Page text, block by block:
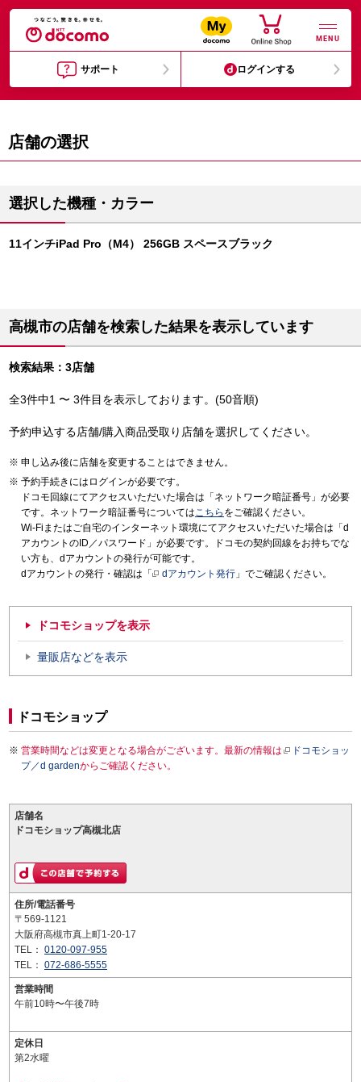
MENU
サポート ログインする
店舗の選択
選択した機種・カラー
11インチiPad Pro（M4） 256GB スペースブラック
高槻市の店舗を検索した結果を表示しています
検索結果：3店舗
全3件中1 〜 3件目を表示しております。(50音順)
予約申込する店舗/購入商品受取り店舗を選択してください。
申し込み後に店舗を変更することはできません。
予約手続きにはログインが必要です。
ドコモ回線にてアクセスいただいた場合は「ネットワーク暗証番号」が必要
です。ネットワーク暗証番号についてはこちら をご確認ください。
Wi-Fiまたはご自宅のインターネット環境にてアクセスいただいた場合は「d
アカウントのID／パスワード」が必要です。ドコモの契約回線をお持ちでな
い方も、dアカウントの発行が可能です。
dアカウントの発行・確認は「
dアカウント発行 」でご確認ください。
ドコモショップを表示
量販店などを表示
ドコモショップ
営業時間などは変更となる場合がございます。最新の情報は
ドコモショッ
プ／d gardenからご確認ください。
店舗名
ドコモショップ高槻北店
住所/電話番号
〒569-1121
大阪府高槻市真上町1-20-17
TEL： 0120-097-955
TEL： 072-686-5555
営業時間
午前10時〜午後7時
定休日
第2水曜